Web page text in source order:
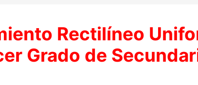
Rectilíneo
Grado de